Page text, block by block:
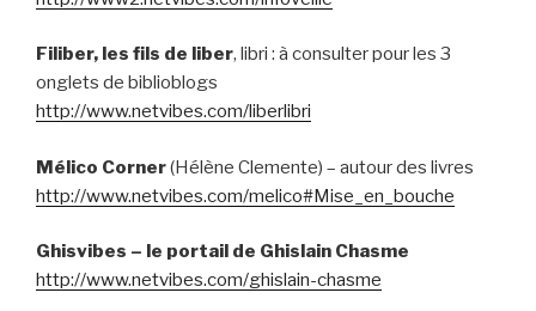
Filiber, les fils de liber, libri : à consulter pour les 3
onglets de biblioblogs
http://www.netvibes.com/liberlibri
Mélico Corner(Hélène Clemente) – autour des livres
http://www.netvibes.com/melico#Mise_en_bouche
Ghisvibes – le portail de Ghislain Chasme
http://www.netvibes.com/ghislain-chasme